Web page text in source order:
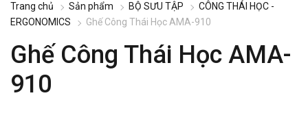
Trang chủ Sản phẩm BỘ SƯU TẬP
CÔNG THÁI HỌC -
ERGONOMICS
Ghế Công Thái Học AMA-910
Ghế Công Thái Học AMA-
910